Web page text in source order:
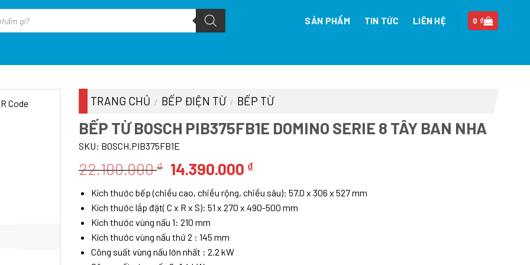
SẢN PHẨM TIN TỨC LIÊN HỆ 0₫
TRANG CHỦ / BẾP ĐIỆN TỪ / BẾP TỪ
BẾP TỪ BOSCH PIB375FB1E DOMINO SERIE 8 TÂY BAN NHA
SKU: BOSCH.PIB375FB1E
22.100.000₫ Giá
gốc
là:
22.100.000 ₫.
14.390.000 ₫Giá
hiện
tại
là:
Kích thước bếp (chiều cao, chiều rộng, chiều sâu): 57.0 x 306 x 527 mm
Kích thước lắp đặt( C x R x S): 51 x 270 x 490-500 mm
Kích thước vùng nấu 1: 210 mm
Kích thước vùng nấu thứ 2 : 145 mm
Công suất vùng nấu lớn nhất : 2.2 kW